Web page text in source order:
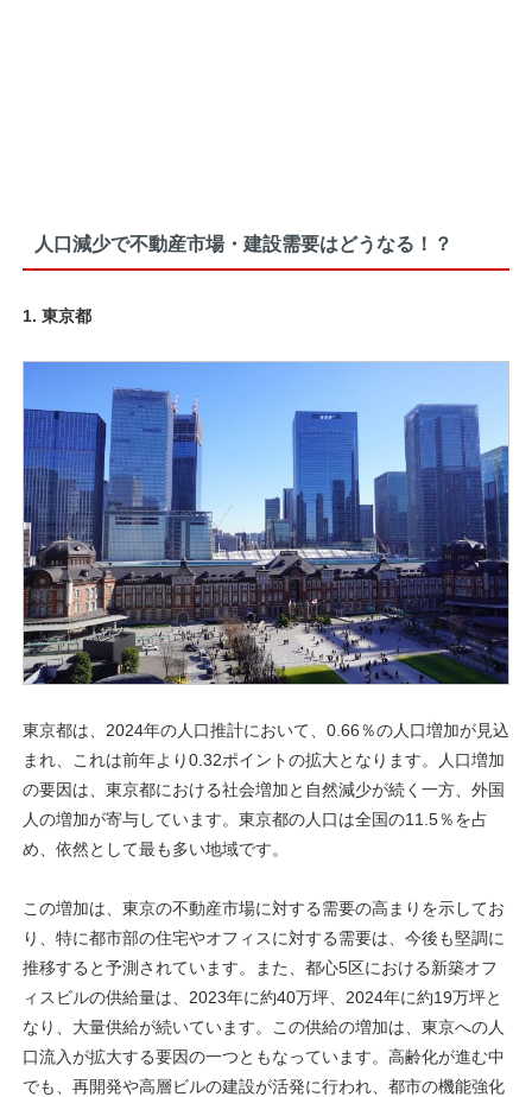
人口減少で不動産市場・建設需要はどうなる！？
1. 東京都
東京都は、2024年の人口推計において、0.66％の人口増加が見込
まれ、これは前年より0.32ポイントの拡大となります。人口増加
の要因は、東京都における社会増加と自然減少が続く一方、外国
人の増加が寄与しています。東京都の人口は全国の11.5％を占
め、依然として最も多い地域です。
この増加は、東京の不動産市場に対する需要の高まりを示してお
り、特に都市部の住宅やオフィスに対する需要は、今後も堅調に
推移すると予測されています。また、都心5区における新築オフ
ィスビルの供給量は、2023年に約40万坪、2024年に約19万坪と
なり、大量供給が続いています。この供給の増加は、東京への人
口流入が拡大する要因の一つともなっています。高齢化が進む中
でも、再開発や高層ビルの建設が活発に行われ、都市の機能強化